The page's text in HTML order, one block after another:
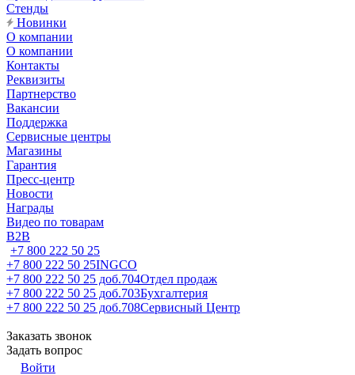
Стенды
Новинки
О компании
О компании
Контакты
Реквизиты
Партнерство
Вакансии
Поддержка
Сервисные центры
Магазины
Гарантия
Пресс-центр
Новости
Награды
Видео по товарам
B2B
+7 800 222 50 25
+7 800 222 50 25INGCO
+7 800 222 50 25 доб.704Отдел продаж
+7 800 222 50 25 доб.703Бухгалтерия
+7 800 222 50 25 доб.708Сервисный Центр
Заказать звонок
Задать вопрос
Войти